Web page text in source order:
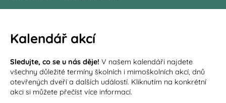
Kalendář akcí
Sledujte, co se u nás děje! V našem kalendáři najdete
všechny důležité termíny školních i mimoškolních akcí, dnů
otevřených dveří a dalších událostí. Kliknutím na konkrétní
akci si můžete přečíst více informací.